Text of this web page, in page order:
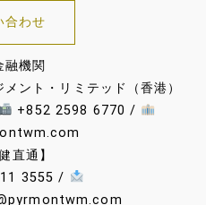
合わせ
融機関
ント・リミテッド（香港）
+852 2598 6770 /
直通】
3555 /